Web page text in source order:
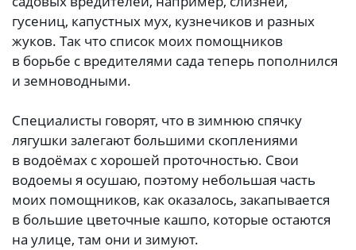
гусениц, капустных мух, кузнечиков и разных
жуков. Так что список моих помощников
в борьбе с вредителями сада теперь пополнился
и земноводными.
Специалисты говорят, что в зимнюю спячку
лягушки залегают большими скоплениями
в водоёмах с хорошей проточностью. Свои
водоемы я осушаю, поэтому небольшая часть
моих помощников, как оказалось, закапывается
в большие цветочные кашпо, которые остаются
на улице, там они и зимуют.